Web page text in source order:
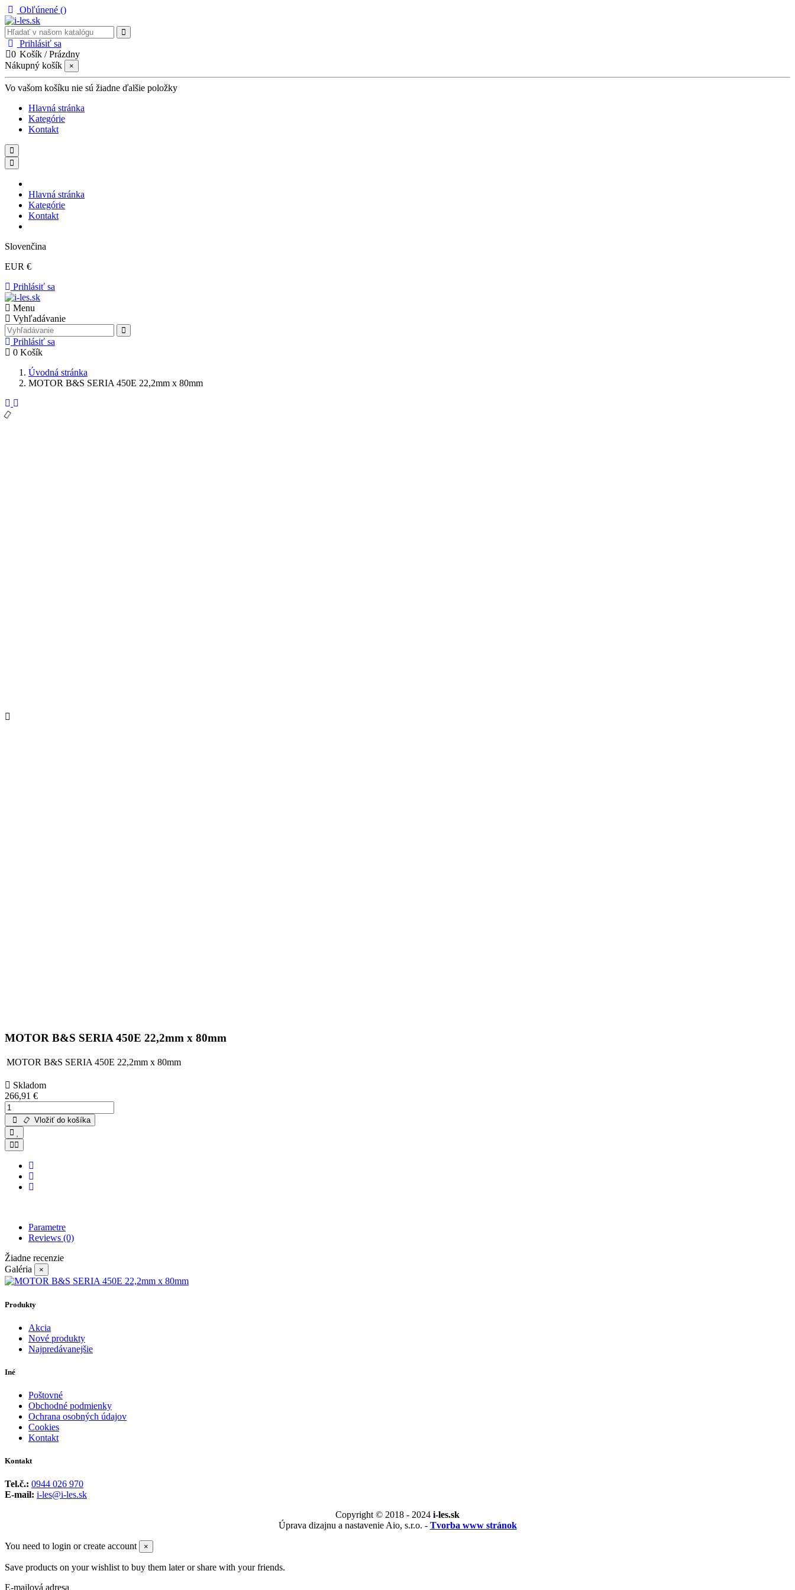
Obľúnené ()
Prihlásiť sa
0 Košík /Prázdny
Nákupný košík
×
Vo vašom košíku nie sú žiadne ďalšie položky
Hlavná stránka
Kategórie
Kontakt
Hlavná stránka
Kategórie
Kontakt
Slovenčina
EUR €
Prihlásiť sa
Menu
Vyhľadávanie
Prihlásiť sa
0 Košík
Úvodná stránka
MOTOR B&S SERIA 450E 22,2mm x 80mm
MOTOR B&S SERIA 450E 22,2mm x 80mm
MOTOR B&S SERIA 450E 22,2mm x 80mm
Skladom
266,91 €
Vložiť do košíka
Parametre
Reviews (0)
Žiadne recenzie
Galéria
×
Produkty
Akcia
Nové produkty
Najpredávanejšie
Iné
Poštovné
Obchodné podmienky
Ochrana osobných údajov
Cookies
Kontakt
Kontakt
Tel.č.: 0944 026 970
E-mail: i-les@i-les.sk
Copyright © 2018 - 2024 i-les.sk
Úprava dizajnu a nastavenie Aio, s.r.o. - Tvorba www stránok
You need to login or create account ×
Save products on your wishlist to buy them later or share with your friends.
E-mailová adresa